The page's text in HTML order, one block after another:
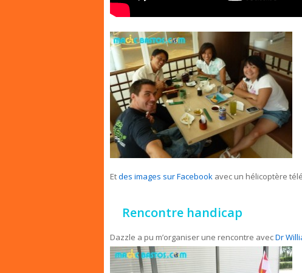
Etdes images sur Facebookavec un hélicoptère
Rencontre handicap
Dazzle a pu m’organiser une rencontre avecDr